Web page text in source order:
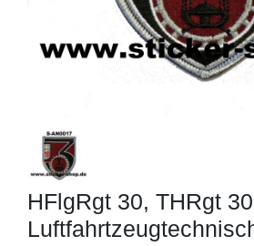
HFlgRgt 30, THRgt